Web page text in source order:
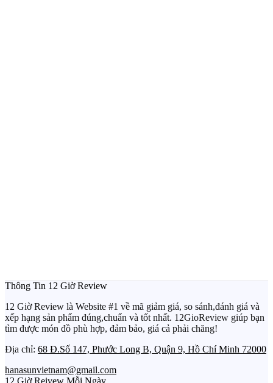
Thông Tin 12 Giờ Review
12 Giờ Review là Website #1 về mã giảm giá, so sánh,đánh giá và
xếp hạng sản phẩm đúng,chuẩn và tốt nhất. 12GioReview giúp bạn
tìm được món đồ phù hợp, đảm bảo, giá cả phải chăng!
Địa chỉ: 68 Đ.Số 147, Phước Long B, Quận 9, Hồ Chí Minh 72000
hanasunvietnam@gmail.com
12 Giờ Reivew Mỗi Ngày